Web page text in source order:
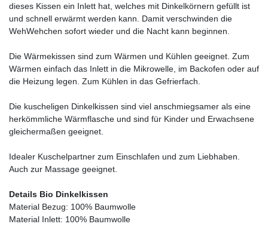
dieses Kissen ein Inlett hat, welches mit Dinkelkörnern gefüllt ist
und schnell erwärmt werden kann. Damit verschwinden die
WehWehchen sofort wieder und die Nacht kann beginnen.
Die Wärmekissen sind zum Wärmen und Kühlen geeignet. Zum
Wärmen einfach das Inlett in die Mikrowelle, im Backofen oder auf
die Heizung legen. Zum Kühlen in das Gefrierfach.
Die kuscheligen Dinkelkissen sind viel anschmiegsamer als eine
herkömmliche Wärmflasche und sind für Kinder und Erwachsene
gleichermaßen geeignet.
Idealer Kuschelpartner zum Einschlafen und zum Liebhaben.
Auch zur Massage geeignet.
Details Bio Dinkelkissen
Material Bezug: 100% Baumwolle
Material Inlett: 100% Baumwolle